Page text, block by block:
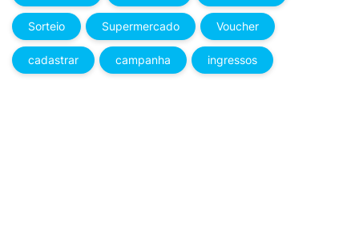
Sorteio Supermercado Voucher
cadastrar campanha ingressos